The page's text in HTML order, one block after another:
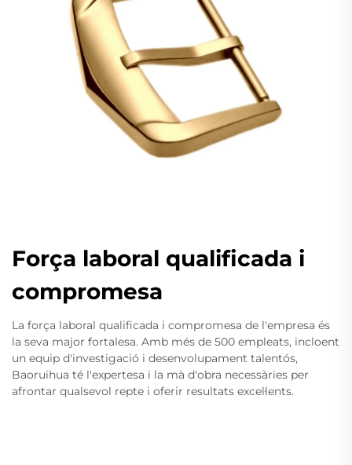
Força laboral qualificada i
compromesa
La força laboral qualificada i compromesa de l'empresa és
la seva major fortalesa. Amb més de 500 empleats, incloent
un equip d'investigació i desenvolupament talentós,
Baoruihua té l'expertesa i la mà d'obra necessàries per
afrontar qualsevol repte i oferir resultats excel·lents.